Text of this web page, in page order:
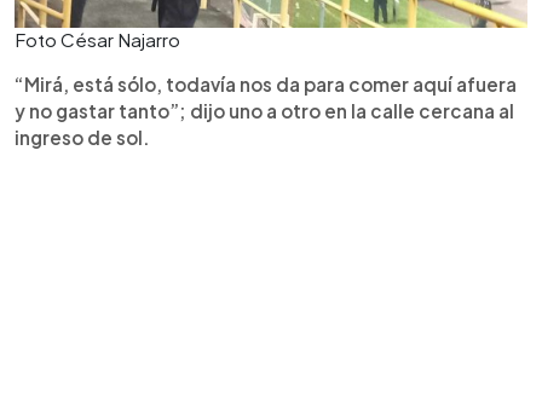
Foto César Najarro
“Mirá, está sólo, todavía nos da para comer aquí afuera
y no gastar tanto”; dijo uno a otro en la calle cercana al
ingreso de sol.